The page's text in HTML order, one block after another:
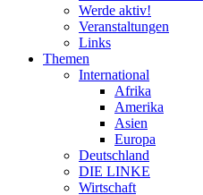
Werde aktiv!
Veranstaltungen
Links
Themen
International
Afrika
Amerika
Asien
Europa
Deutschland
DIE LINKE
Wirtschaft